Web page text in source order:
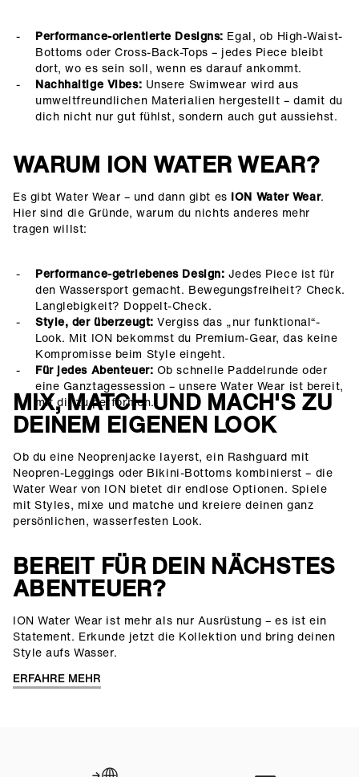
Performance-orientierte Designs: Egal, ob High-Waist-
Bottoms oder Cross-Back-Tops – jedes Piece bleibt
dort, wo es sein soll, wenn es darauf ankommt.
Nachhaltige Vibes: Unsere Swimwear wird aus
umweltfreundlichen Materialien hergestellt – damit du
dich nicht nur gut fühlst, sondern auch gut aussiehst.
WARUM ION WATER WEAR?
Es gibt Water Wear – und dann gibt es ION Water Wear.
Hier sind die Gründe, warum du nichts anderes mehr
tragen willst:
Performance-getriebenes Design: Jedes Piece ist für
den Wassersport gemacht. Bewegungsfreiheit? Check.
Langlebigkeit? Doppelt-Check.
Style, der überzeugt: Vergiss das „nur funktional“-
Look. Mit ION bekommst du Premium-Gear, das keine
Kompromisse beim Style eingeht.
Für jedes Abenteuer: Ob schnelle Paddelrunde oder
eine Ganztagessession – unsere Water Wear ist bereit,
mit dir zu performen.
MIX, MATCH UND MACH'S ZU
DEINEM EIGENEN LOOK
Ob du eine Neoprenjacke layerst, ein Rashguard mit
Neopren-Leggings oder Bikini-Bottoms kombinierst – die
Water Wear von ION bietet dir endlose Optionen. Spiele
mit Styles, mixe und matche und kreiere deinen ganz
persönlichen, wasserfesten Look.
BEREIT FÜR DEIN NÄCHSTES
ABENTEUER?
ION Water Wear ist mehr als nur Ausrüstung – es ist ein
Statement. Erkunde jetzt die Kollektion und bring deinen
Style aufs Wasser.
ERFAHRE MEHR